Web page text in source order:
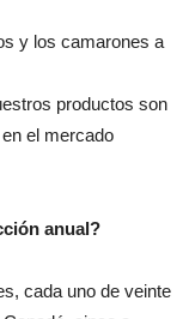
y los camarones a
productos son
el mercado
anual?
cada uno de veinte